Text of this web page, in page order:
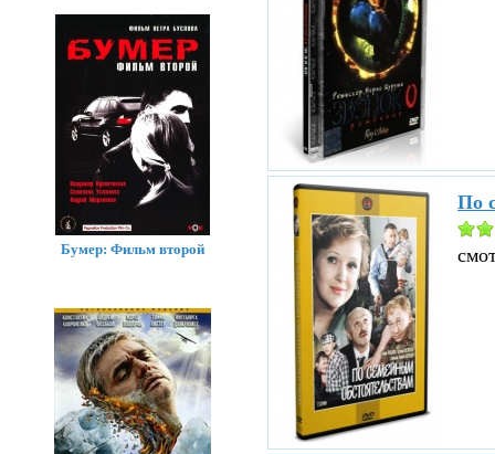
По
Бумер: Фильм второй